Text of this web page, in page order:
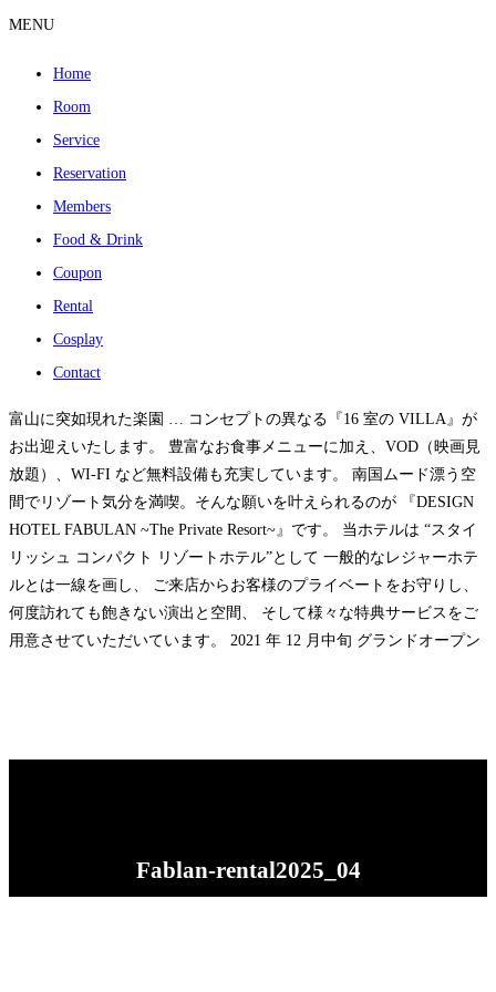
MENU
Home
Room
Service
Reservation
Members
Food & Drink
Coupon
Rental
Cosplay
Contact
富山に突如現れた楽園 … コンセプトの異なる『16 室の VILLA』が
お出迎えいたします。 豊富なお食事メニューに加え、VOD（映画見
放題）、WI-FI など無料設備も充実しています。 南国ムード漂う空
間でリゾート気分を満喫。そんな願いを叶えられるのが 『DESIGN
HOTEL FABULAN ~The Private Resort~』です。 当ホテルは “スタイ
リッシュ コンパクト リゾートホテル”として 一般的なレジャーホテ
ルとは一線を画し、 ご来店からお客様のプライベートをお守りし、
何度訪れても飽きない演出と空間、 そして様々な特典サービスをご
用意させていただいています。 2021 年 12 月中旬 グランドオープン
Fablan-rental2025_04